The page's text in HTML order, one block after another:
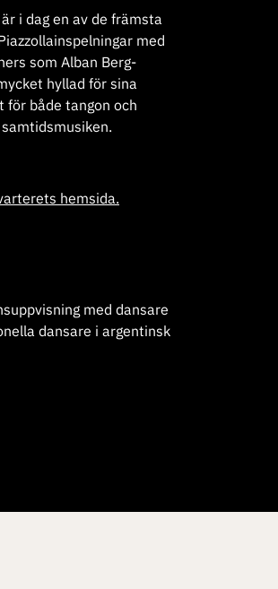
i dag en av de främsta
med
som Alban Berg-
hyllad för sina
för både tangon och
hemsida.
med dansare
dansare i argentinsk